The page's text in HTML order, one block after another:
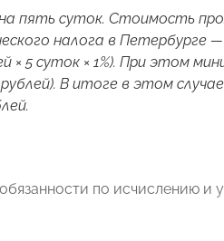
пять суток. Стоимость
налога в Петербурге —
× 5 суток × 1%). При этом
В итоге в этом
по исчислению и